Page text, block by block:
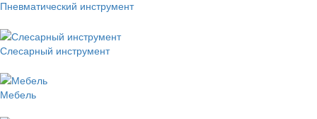
Пневматический инструмент
Слесарный инструмент
Мебель